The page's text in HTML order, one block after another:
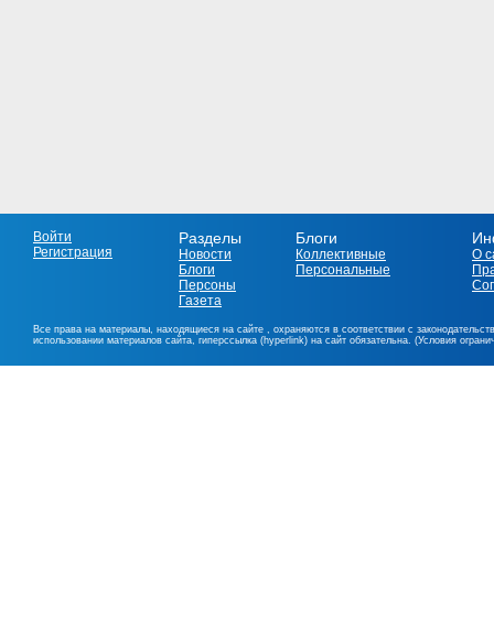
Войти
Регистрация
Разделы
Новости
Блоги
Персоны
Газета
Блоги
Коллективные
Персональные
О
Все права на материалы, находящиеся на сайте , охраняются в соответствии с
использовании материалов сайта, гиперссылка (hyperlink) на сайт обязательна. (Условия